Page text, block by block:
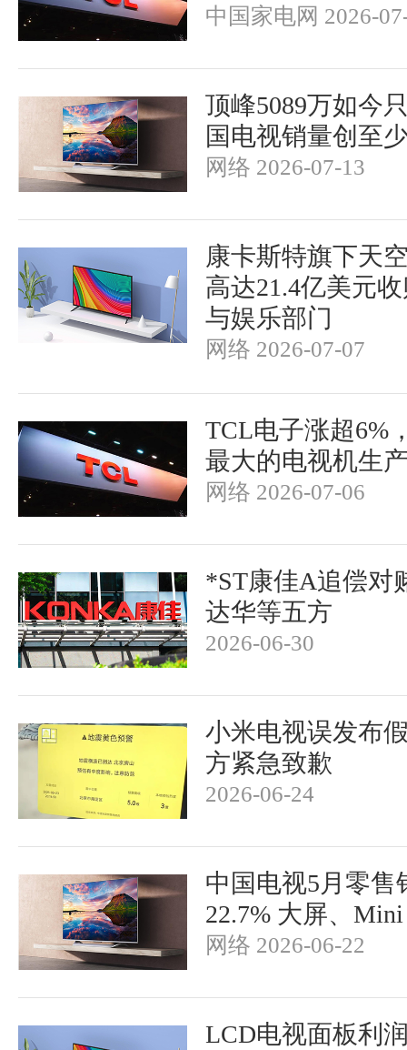
中国家电网 2026-
顶峰5089万如今
国电视销量创至
网络 2026-07-13
康卡斯特旗下天
高达21.4亿美元
与娱乐部门
网络 2026-07-07
TCL电子涨超6%
最大的电视机生
网络 2026-07-06
*ST康佳A追偿对
达华等五方
2026-06-30
小米电视误发布
方紧急致歉
2026-06-24
中国电视5月零售
22.7% 大屏、
网络 2026-06-22
LCD电视面板利